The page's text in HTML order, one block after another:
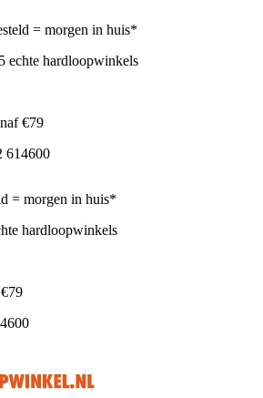
= morgen in huis*
hardloopwinkels
€79
= morgen in huis*
hardloopwinkels